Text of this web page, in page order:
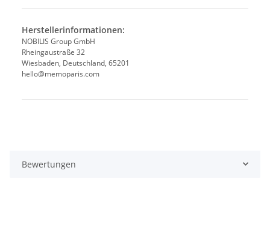
Herstellerinformationen:
NOBILIS Group GmbH
Rheingaustraße 32
Wiesbaden, Deutschland, 65201
hello@memoparis.com
Bewertungen